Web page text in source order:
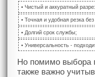
• Чистый и аккуратный
• Точная и удобная резка
• Долгий срок службы;
• Универсальность -
Но помимо выбора
также важно